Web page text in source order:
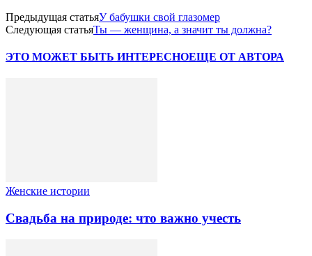
Предыдущая статьяУ бабушки свой глазомер
Следующая статьяТы — женщина, а значит ты должна?
ЭТО МОЖЕТ БЫТЬ ИНТЕРЕСНОЕЩЕ ОТ АВТОРА
Женские истории
Свадьба на природе: что важно учесть